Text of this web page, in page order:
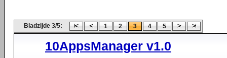
Bladzijde 3/5: 1 2 3 4 5
10AppsManager v1.0